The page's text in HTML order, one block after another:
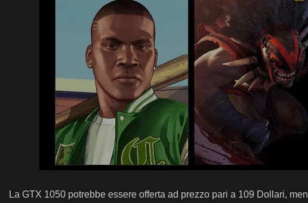
La GTX 1050 potrebbe essere offerta ad prezzo pari a 109 Dollari,